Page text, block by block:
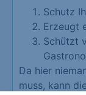
Schutz
Erzeugt
Schützt
Da hier
muss, kann